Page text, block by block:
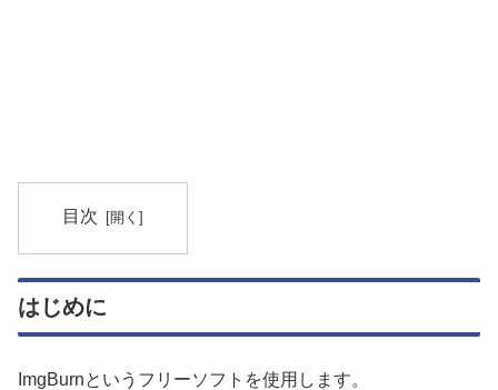
目次
はじめに
ImgBurnというフリーソフトを使用します。